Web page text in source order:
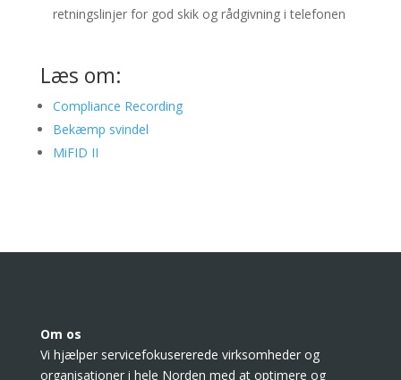
retningslinjer for god skik og rådgivning i telefonen
Læs om:
Compliance Recording
Bekæmp svindel
MiFID II
Om os
Vi hjælper servicefokusererede virksomheder og
organisationer i hele Norden med at optimere og